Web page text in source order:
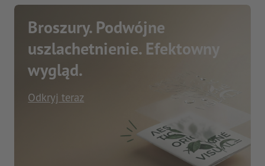
Broszury. Podwójne
uszlachetnienie. Efektowny
wygląd.
Odkryj teraz